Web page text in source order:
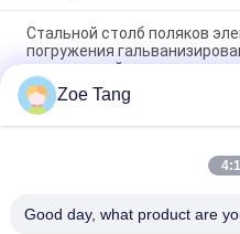
Стальной столб поляков
погружения
передающей линии
Поляки передачи энергии
трубчатые с изготовленной
поляки передачи энергии
Zoe Tang
Good day, what product are